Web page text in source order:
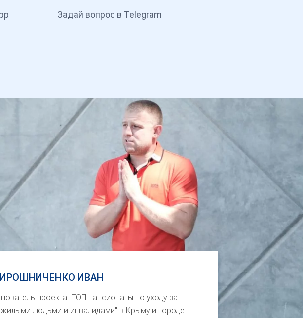
Задай вопрос в Telegram
ИВАН
проекта "ТОП пансионаты по уходу за
людьми и инвалидами" в Крыму и городе